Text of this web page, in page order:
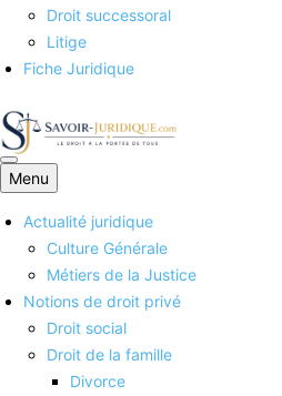
Droit successoral
Litige
Fiche Juridique
Savoirs juridiques
Menu
Actualité juridique
Culture Générale
Métiers de la Justice
Notions de droit privé
Droit social
Droit de la famille
Divorce